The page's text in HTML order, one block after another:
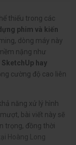
thiếu trong các
phim và kiến
dòng máy này
nặng như
hay
cường độ cao liên
năng xử lý hình
bài viết này sẽ
trọng, đồng thời
Hoàng Long